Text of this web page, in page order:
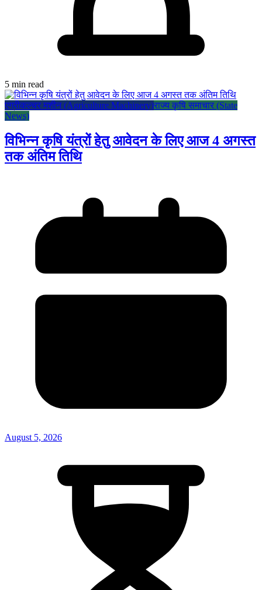
5 min read
एग्रीकल्चर मशीन (Agriculture Machinery)राज्य कृषि समाचार (State
News)
विभिन्न कृषि यंत्रों हेतु आवेदन के लिए आज 4 अगस्त
तक अंतिम तिथि
August 5, 2026